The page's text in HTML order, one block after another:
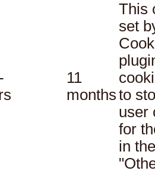
11
months
This
set
to
user
for
in